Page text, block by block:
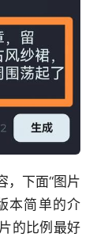
，下面“图片
本简单的介
的比例最好